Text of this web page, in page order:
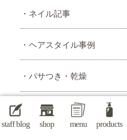
staff blog shop menu products
ネイル記事
ヘアスタイル事例
パサつき・乾燥
枝毛や切れ毛・傷み